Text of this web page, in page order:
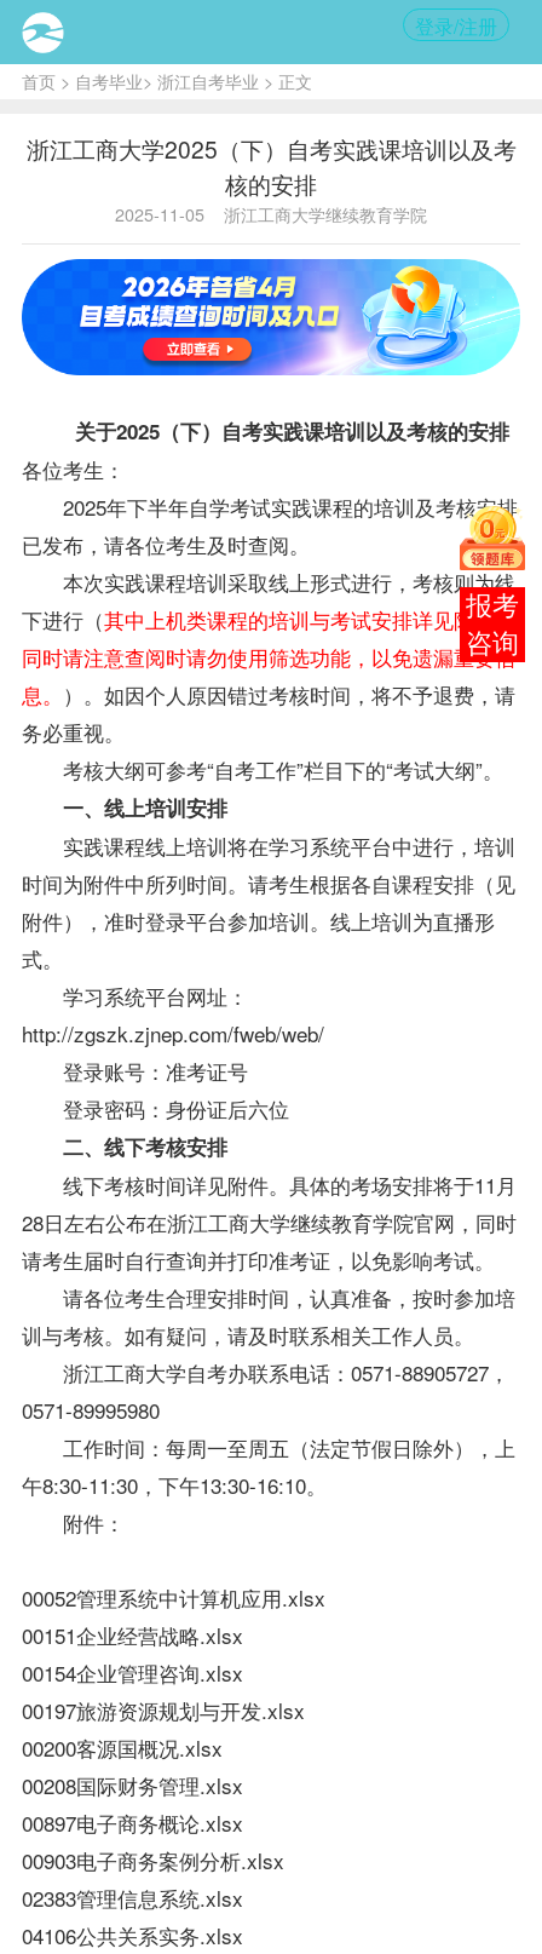
登录/注册
首页> 自考毕业> 浙江自考毕业 > 正文
浙江工商大学2025（下）自考实践课培训以及考
核的安排
2025-11-05 浙江工商大学继续教育学院
关于2025（下）自考实践课培训以及考核的安排
各位考生：
2025年下半年自学考试实践课程的培训及考核安排
已发布，请各位考生及时查阅。
本次实践课程培训采取线上形式进行，考核则为线
下进行（其中上机类课程的培训与考试安排详见附件，
同时请注意查阅时请勿使用筛选功能，以免遗漏重要信
息。 ）。如因个人原因错过考核时间，将不予退费，请
务必重视。
考核大纲可参考“自考工作”栏目下的“考试大纲”。
一、 线上培训安排
实践课程线上培训将在学习系统平台中进行，培训
时间为附件中所列时间。请考生根据各自课程安排（见
附件），准时登录平台参加培训。线上培训为直播形
式。
学习系统平台网址：
http://zgszk.zjnep.com/fweb/web/
登录账号：准考证号
登录密码：身份证后六位
二、 线下考核安排
线下考核时间详见附件。具体的考场安排将于11月
28日左右公布在浙江工商大学继续教育学院官网，同时
请考生届时自行查询并打印准考证，以免影响考试。
请各位考生合理安排时间，认真准备，按时参加培
训与考核。如有疑问，请及时联系相关工作人员。
浙江工商大学自考办联系电话：0571-88905727，
0571-89995980
工作时间：每周一至周五（法定节假日除外），上
午8:30-11:30，下午13:30-16:10。
附件：
00052管理系统中计算机应用.xlsx
00151企业经营战略.xlsx
00154企业管理咨询.xlsx
00197旅游资源规划与开发.xlsx
00200客源国概况.xlsx
00208国际财务管理.xlsx
00897电子商务概论.xlsx
00903电子商务案例分析.xlsx
02383管理信息系统.xlsx
04106公共关系实务.xlsx
在线
客服